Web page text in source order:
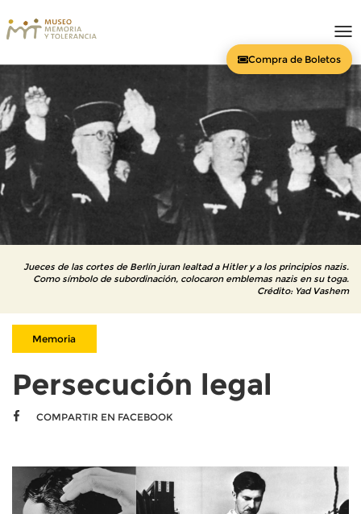
Jueces de las cortes de Berlín juran lealtad a Hitler y a los principios nazis.
Como símbolo de subordinación, colocaron emblemas nazis en su toga.
Crédito: Yad Vashem
Memoria
Persecución legal
COMPARTIR EN FACEBOOK
Compra de Boletos